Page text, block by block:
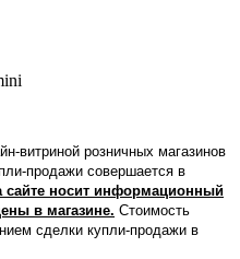
витриной розничных магазинов
продажи совершается в
сайте носит информационный
в магазине. Стоимость
сделки купли-продажи в